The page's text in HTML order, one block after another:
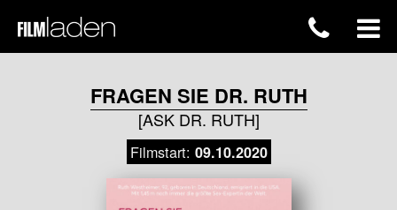
FRAGEN SIE DR. RUTH
[ASK DR. RUTH]
Filmstart: 09.10.2020